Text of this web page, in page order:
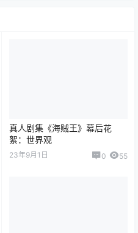
真人剧集《海贼王》幕后花
絮：世界观
23年9月1日 0 55